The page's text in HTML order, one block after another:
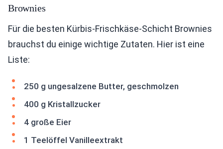
Brownies
Für die besten Kürbis-Frischkäse-Schicht Brownies
brauchst du einige wichtige Zutaten. Hier ist eine
Liste:
250 g ungesalzene Butter, geschmolzen
400 g Kristallzucker
4 große Eier
1 Teelöffel Vanilleextrakt